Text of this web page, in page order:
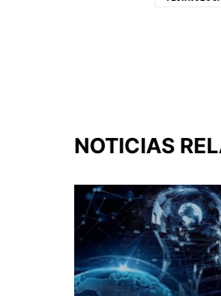
NOTICIAS